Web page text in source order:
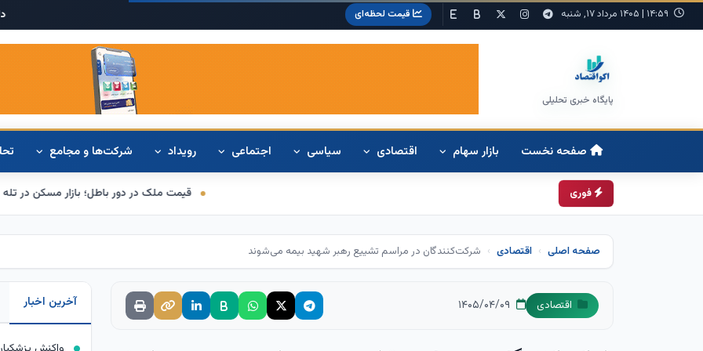
۱۴:۵۹ | ۱۴۰۵ مرداد ۱۷, شنبه قیمت لحظه‌ای
پایگاه خبری تحلیلی
صفحه نخست بازار سهام اقتصادی سیاسی اجتماعی رویداد شرکت‌ها و مجامع
فوری قیمت ملک در دور باطل؛ بازار مسکن در تله قیمت‌سازی
صفحه اصلی اقتصادی شرکت‌کنندگان در مراسم تشییع رهبر شهید بیمه می‌شوند
اقتصادی آخرین اخبار